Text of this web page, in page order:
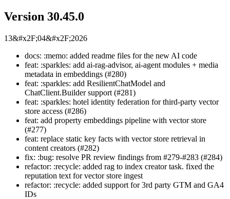
Version 30.45.0
13&#x2F;04&#x2F;2026
docs: :memo: added readme files for the new AI code
feat: :sparkles: add ai-rag-advisor, ai-agent modules + media
metadata in embeddings (#280)
feat: :sparkles: add ResilientChatModel and
ChatClient.Builder support (#281)
feat: :sparkles: hotel identity federation for third-party vector
store access (#286)
feat: add property embeddings pipeline with vector store
(#277)
feat: replace static key facts with vector store retrieval in
content creators (#282)
fix: :bug: resolve PR review findings from #279-#283 (#284)
refactor: :recycle: added rag to index creator task. fixed the
reputation text for vector store ingest
refactor: :recycle: added support for 3rd party GTM and GA4
IDs